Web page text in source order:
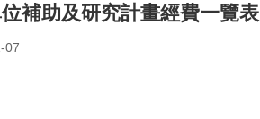
補助及研究計畫經費一覽表
07